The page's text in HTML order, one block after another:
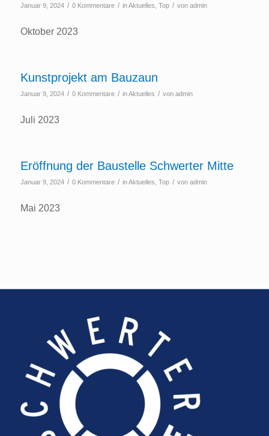
Januar 9, 2024 / 0 Kommentare / inAktuelles Top / von admin
Oktober 2023
Kunstprojekt am Bauzaun
Januar 9, 2024 / 0 Kommentare / inAktuelles / von admin
Juli 2023
Eröffnung der Baustelle Schwerter Mitte
Januar 9, 2024 / 0 Kommentare / inAktuelles Top / von admin
Mai 2023